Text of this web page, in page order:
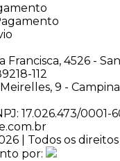
Francisca, 4526 -
112
9 -
17.026.473/0001-
| Todos os
por: